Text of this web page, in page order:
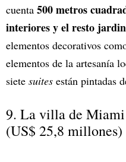
cuenta 500 metros
interiores y el resto
elementos decorativos
elementos de la artesanía
siete suites están pintadas
9. La villa de
(US$ 25,8 millones)